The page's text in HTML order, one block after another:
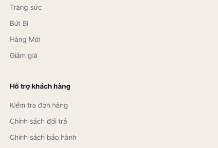
Trang sức
Bút Bi
Hàng Mới
Giảm giá
Hỗ trợ khách hàng
Kiểm tra đơn hàng
Chính sách đổi trả
Chính sách bảo hành